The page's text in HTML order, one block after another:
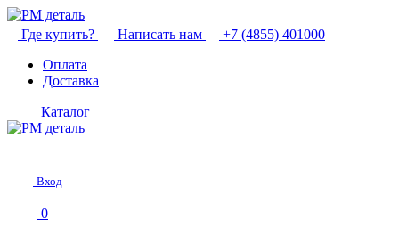
Где купить? Написать нам
+7 (4855) 401000
Оплата
Доставка
Каталог
Вход
0